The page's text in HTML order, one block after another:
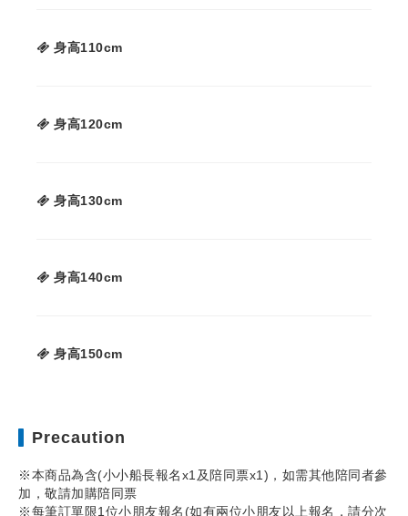
身高110cm
身高120cm
身高130cm
身高140cm
身高150cm
Precaution
※本商品為含(小小船長報名x1及陪同票x1)，如需其他陪同者參
加，敬請加購陪同票
※每筆訂單限1位小朋友報名(如有兩位小朋友以上報名，請分次